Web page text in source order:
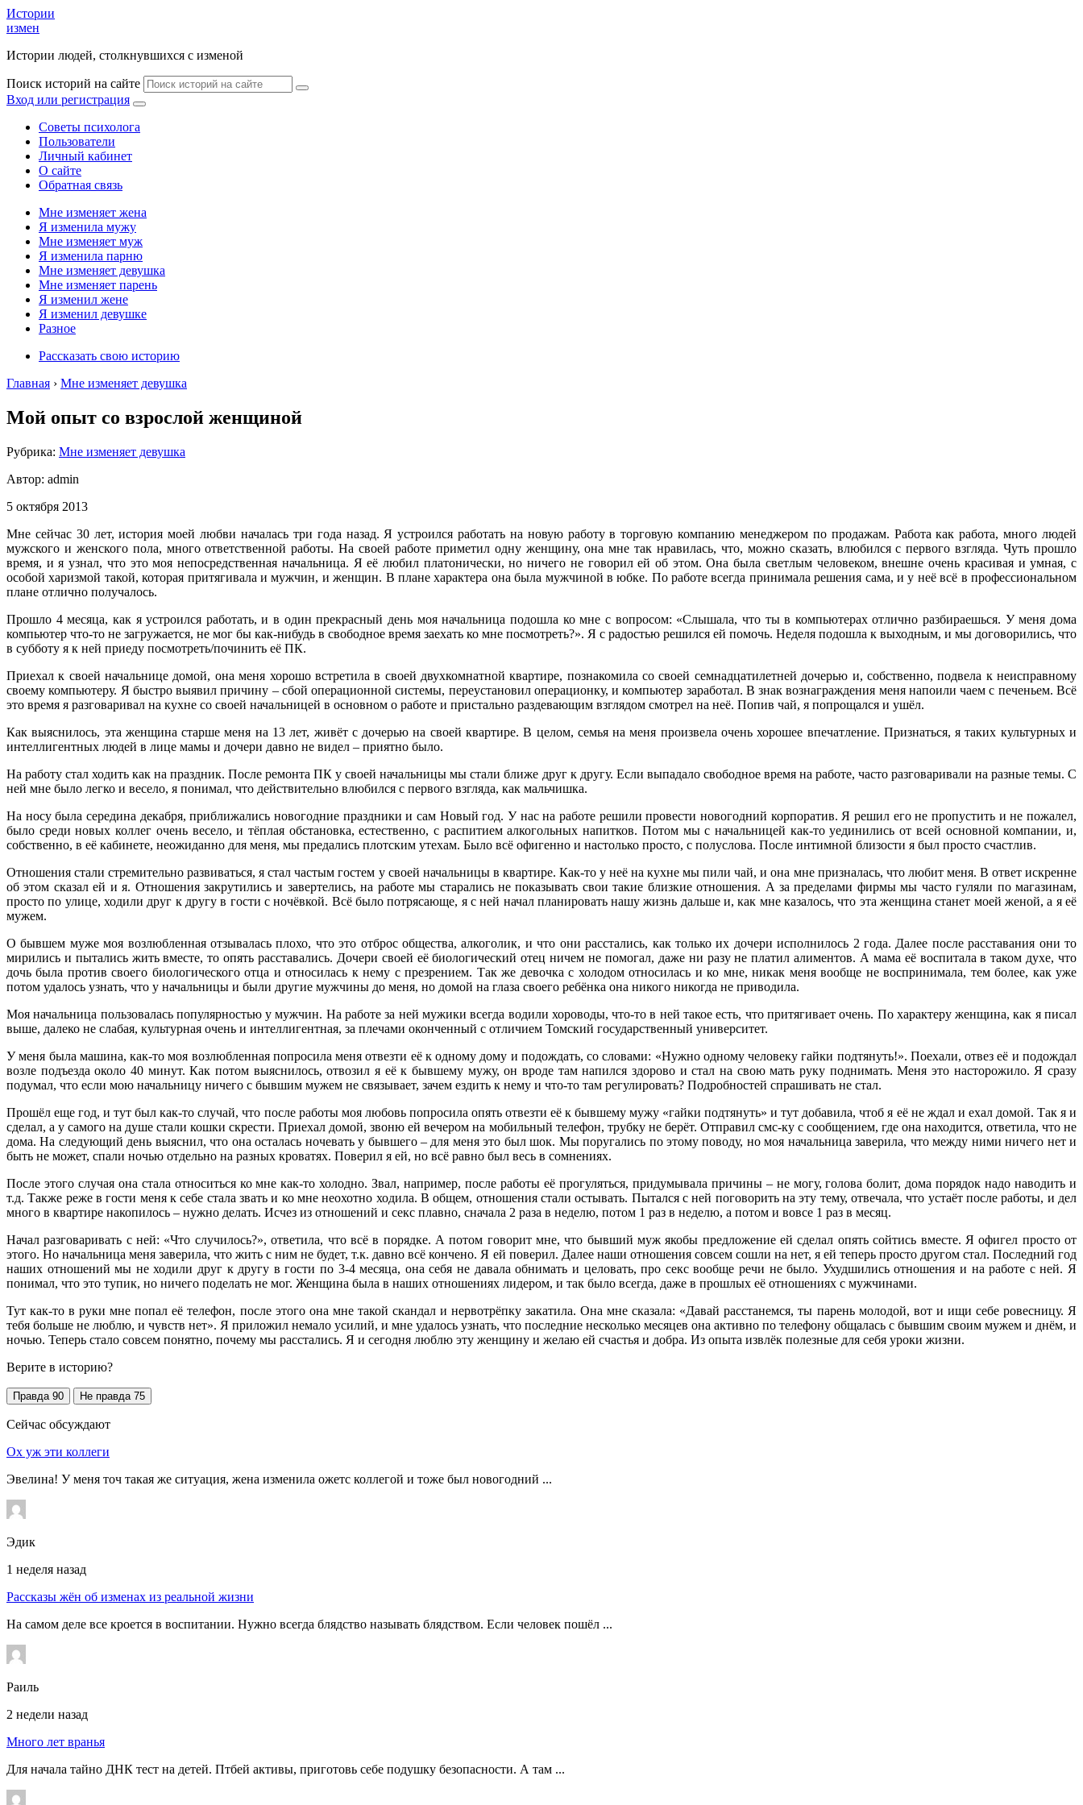
Истории
измен
Истории людей, столкнувшихся с изменой
Поиск историй на сайте
Вход или регистрация
Советы психолога
Пользователи
Личный кабинет
О сайте
Обратная связь
Мне изменяет жена
Я изменила мужу
Мне изменяет муж
Я изменила парню
Мне изменяет девушка
Мне изменяет парень
Я изменил жене
Я изменил девушке
Разное
Рассказать свою историю
Главная › Мне изменяет девушка
Мой опыт со взрослой женщиной
Рубрика: Мне изменяет девушка
Автор: admin
5 октября 2013
Мне сейчас 30 лет, история моей любви началась три года назад. Я устроился работать на новую работу в торговую компанию менеджером по продажам. Работа как работа, много людей
мужского и женского пола, много ответственной работы. На своей работе приметил одну женщину, она мне так нравилась, что, можно сказать, влюбился с первого взгляда. Чуть прошло
время, и я узнал, что это моя непосредственная начальница. Я её любил платонически, но ничего не говорил ей об этом. Она была светлым человеком, внешне очень красивая и умная, с
особой харизмой такой, которая притягивала и мужчин, и женщин. В плане характера она была мужчиной в юбке. По работе всегда принимала решения сама, и у неё всё в профессиональном
плане отлично получалось.
Прошло 4 месяца, как я устроился работать, и в один прекрасный день моя начальница подошла ко мне с вопросом: «Слышала, что ты в компьютерах отлично разбираешься. У меня дома
компьютер что-то не загружается, не мог бы как-нибудь в свободное время заехать ко мне посмотреть?». Я с радостью решился ей помочь. Неделя подошла к выходным, и мы договорились, что
в субботу я к ней приеду посмотреть/починить её ПК.
Приехал к своей начальнице домой, она меня хорошо встретила в своей двухкомнатной квартире, познакомила со своей семнадцатилетней дочерью и, собственно, подвела к неисправному
своему компьютеру. Я быстро выявил причину – сбой операционной системы, переустановил операционку, и компьютер заработал. В знак вознаграждения меня напоили чаем с печеньем. Всё
это время я разговаривал на кухне со своей начальницей в основном о работе и пристально раздевающим взглядом смотрел на неё. Попив чай, я попрощался и ушёл.
Как выяснилось, эта женщина старше меня на 13 лет, живёт с дочерью на своей квартире. В целом, семья на меня произвела очень хорошее впечатление. Признаться, я таких культурных и
интеллигентных людей в лице мамы и дочери давно не видел – приятно было.
На работу стал ходить как на праздник. После ремонта ПК у своей начальницы мы стали ближе друг к другу. Если выпадало свободное время на работе, часто разговаривали на разные темы. С
ней мне было легко и весело, я понимал, что действительно влюбился с первого взгляда, как мальчишка.
На носу была середина декабря, приближались новогодние праздники и сам Новый год. У нас на работе решили провести новогодний корпоратив. Я решил его не пропустить и не пожалел,
было среди новых коллег очень весело, и тёплая обстановка, естественно, с распитием алкогольных напитков. Потом мы с начальницей как-то уединились от всей основной компании, и,
собственно, в её кабинете, неожиданно для меня, мы предались плотским утехам. Было всё офигенно и настолько просто, с полуслова. После интимной близости я был просто счастлив.
Отношения стали стремительно развиваться, я стал частым гостем у своей начальницы в квартире. Как-то у неё на кухне мы пили чай, и она мне призналась, что любит меня. В ответ искренне
об этом сказал ей и я. Отношения закрутились и завертелись, на работе мы старались не показывать свои такие близкие отношения. А за пределами фирмы мы часто гуляли по магазинам,
просто по улице, ходили друг к другу в гости с ночёвкой. Всё было потрясающе, я с ней начал планировать нашу жизнь дальше и, как мне казалось, что эта женщина станет моей женой, а я её
мужем.
О бывшем муже моя возлюбленная отзывалась плохо, что это отброс общества, алкоголик, и что они расстались, как только их дочери исполнилось 2 года. Далее после расставания они то
мирились и пытались жить вместе, то опять расставались. Дочери своей её биологический отец ничем не помогал, даже ни разу не платил алиментов. А мама её воспитала в таком духе, что
дочь была против своего биологического отца и относилась к нему с презрением. Так же девочка с холодом относилась и ко мне, никак меня вообще не воспринимала, тем более, как уже
потом удалось узнать, что у начальницы и были другие мужчины до меня, но домой на глаза своего ребёнка она никого никогда не приводила.
Моя начальница пользовалась популярностью у мужчин. На работе за ней мужики всегда водили хороводы, что-то в ней такое есть, что притягивает очень. По характеру женщина, как я писал
выше, далеко не слабая, культурная очень и интеллигентная, за плечами оконченный с отличием Томский государственный университет.
У меня была машина, как-то моя возлюбленная попросила меня отвезти её к одному дому и подождать, со словами: «Нужно одному человеку гайки подтянуть!». Поехали, отвез её и подождал
возле подъезда около 40 минут. Как потом выяснилось, отвозил я её к бывшему мужу, он вроде там напился здорово и стал на свою мать руку поднимать. Меня это насторожило. Я сразу
подумал, что если мою начальницу ничего с бывшим мужем не связывает, зачем ездить к нему и что-то там регулировать? Подробностей спрашивать не стал.
Прошёл еще год, и тут был как-то случай, что после работы моя любовь попросила опять отвезти её к бывшему мужу «гайки подтянуть» и тут добавила, чтоб я её не ждал и ехал домой. Так я и
сделал, а у самого на душе стали кошки скрести. Приехал домой, звоню ей вечером на мобильный телефон, трубку не берёт. Отправил смс-ку с сообщением, где она находится, ответила, что не
дома. На следующий день выяснил, что она осталась ночевать у бывшего – для меня это был шок. Мы поругались по этому поводу, но моя начальница заверила, что между ними ничего нет и
быть не может, спали ночью отдельно на разных кроватях. Поверил я ей, но всё равно был весь в сомнениях.
После этого случая она стала относиться ко мне как-то холодно. Звал, например, после работы её прогуляться, придумывала причины – не могу, голова болит, дома порядок надо наводить и
т.д. Также реже в гости меня к себе стала звать и ко мне неохотно ходила. В общем, отношения стали остывать. Пытался с ней поговорить на эту тему, отвечала, что устаёт после работы, и дел
много в квартире накопилось – нужно делать. Исчез из отношений и секс плавно, сначала 2 раза в неделю, потом 1 раз в неделю, а потом и вовсе 1 раз в месяц.
Начал разговаривать с ней: «Что случилось?», ответила, что всё в порядке. А потом говорит мне, что бывший муж якобы предложение ей сделал опять сойтись вместе. Я офигел просто от
этого. Но начальница меня заверила, что жить с ним не будет, т.к. давно всё кончено. Я ей поверил. Далее наши отношения совсем сошли на нет, я ей теперь просто другом стал. Последний год
наших отношений мы не ходили друг к другу в гости по 3-4 месяца, она себя не давала обнимать и целовать, про секс вообще речи не было. Ухудшились отношения и на работе с ней. Я
понимал, что это тупик, но ничего поделать не мог. Женщина была в наших отношениях лидером, и так было всегда, даже в прошлых её отношениях с мужчинами.
Тут как-то в руки мне попал её телефон, после этого она мне такой скандал и нервотрёпку закатила. Она мне сказала: «Давай расстанемся, ты парень молодой, вот и ищи себе ровесницу. Я
тебя больше не люблю, и чувств нет». Я приложил немало усилий, и мне удалось узнать, что последние несколько месяцев она активно по телефону общалась с бывшим своим мужем и днём, и
ночью. Теперь стало совсем понятно, почему мы расстались. Я и сегодня люблю эту женщину и желаю ей счастья и добра. Из опыта извлёк полезные для себя уроки жизни.
Верите в историю?
Правда 90 Не правда 75
Сейчас обсуждают
Ох уж эти коллеги
Эвелина! У меня точ такая же ситуация, жена изменила ожетс коллегой и тоже был новогодний ...
Эдик
1 неделя назад
Рассказы жён об изменах из реальной жизни
На самом деле все кроется в воспитании. Нужно всегда блядство называть блядством. Если человек пошёл ...
Раиль
2 недели назад
Много лет вранья
Для начала тайно ДНК тест на детей. Птбей активы, приготовь себе подушку безопасности. А там ...